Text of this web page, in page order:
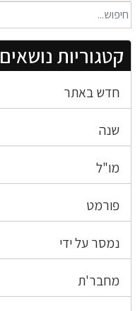
טקסט חופשי...
קטגוריות נושאים
חדש באתר
שנה
מו"ל
פורמט
נמסר על ידי
מחבר'ת